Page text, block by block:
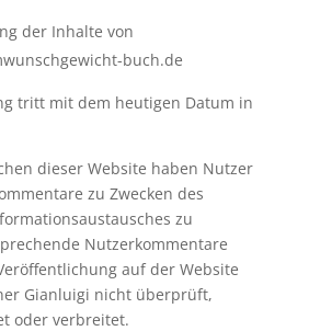
der Inhalte von
buch.de
tritt mit dem heutigen Datum in
dieser Website haben Nutzer
zu Zwecken des
zu
Nutzerkommentare
auf der Website
Gianluigi nicht überprüft,
oder verbreitet.